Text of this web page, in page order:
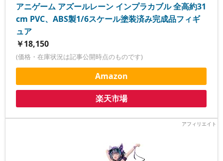
アニゲーム アズールレーン インプラカブル 全高約31
cm PVC、ABS製1/6スケール塗装済み完成品フィギ
ュア
￥18,150
(価格・在庫状況は記事公開時点のものです)
Amazon
楽天市場